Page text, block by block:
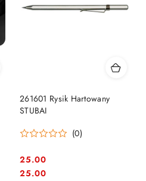
261601 Rysik Hartowany
STUBAI
(0)
Cena:
25.00
Cena:
25.00